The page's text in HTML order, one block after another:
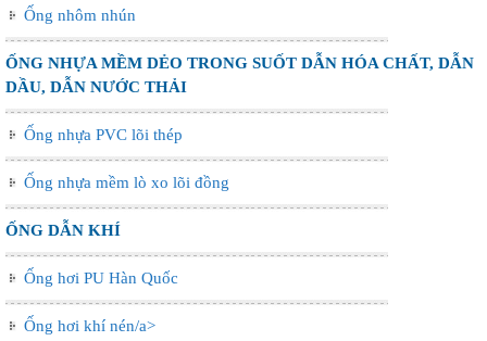
Ống nhôm nhún
ỐNG NHỰA MỀM DẺO TRONG SUỐT DẪN HÓA CHẤT, DẪN
DẦU, DẪN NƯỚC THẢI
Ống nhựa PVC lõi thép
Ống nhựa mềm lò xo lõi đồng
ỐNG DẪN KHÍ
Ống hơi PU Hàn Quốc
Ống hơi khí nén/a>